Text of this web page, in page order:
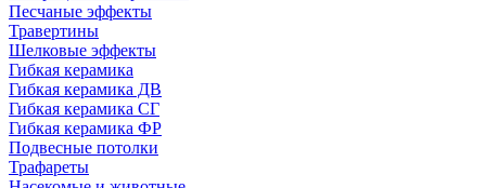
Песчаные эффекты
Травертины
Шелковые эффекты
Гибкая керамика
Гибкая керамика ДВ
Гибкая керамика СГ
Гибкая керамика ФР
Подвесные потолки
Трафареты